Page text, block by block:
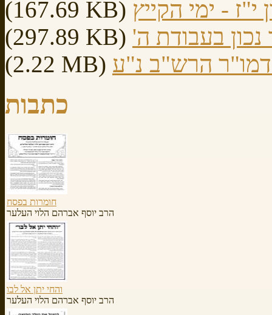
(167.69 KB) י"ז - ימי הקייץ
(297.89 KB) נכון בעבודת ה
(2.22 MB) הרש"ב נ"ע
כתבות
חומרות בפסח
הרב יוסף אברהם הלוי העלער
והחי יתן אל לבו
הרב יוסף אברהם הלוי העלער